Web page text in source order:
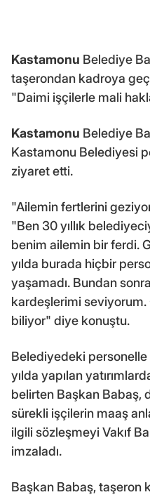
Kastamonu Belediye
taşerondan kadroya
"Daimi işçilerle mali
Kastamonu Belediye
Kastamonu Belediyesi
ziyaret etti.
"Ailemin fertlerini
"Ben 30 yıllık
benim ailemin bir ferdi.
yılda burada hiçbir
yaşamadı. Bundan
kardeşlerimi
biliyor" diye konuştu.
Belediyedeki personelle
yılda yapılan
belirten Başkan Babaş,
sürekli işçilerin maaş
ilgili sözleşmeyi Vakıf
imzaladı.
Başkan Babaş, taşeron